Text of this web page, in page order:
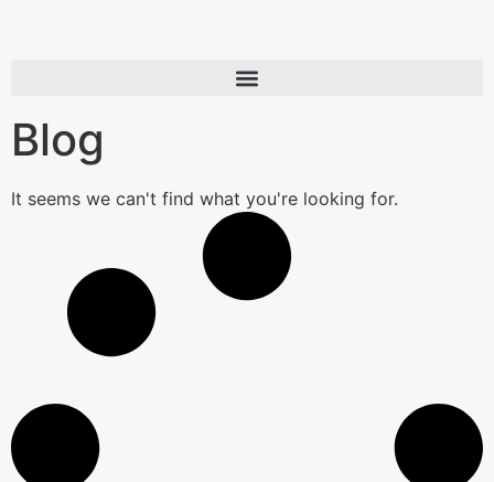
Blog
It seems we can't find what you're looking for.